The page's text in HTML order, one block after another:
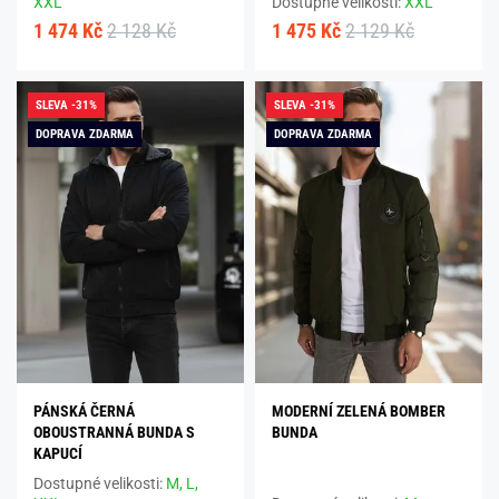
1 474 Kč 2 128 Kč 1 475 Kč 2 129 Kč
SLEVA -31%
DOPRAVA ZDARMA
PÁNSKÁ ČERNÁ
OBOUSTRANNÁ BUNDA S
KAPUCÍ
Dostupné velikosti: M, L,
SLEVA -31%
DOPRAVA ZDARMA
MODERNÍ ZELENÁ BOMBER
BUNDA